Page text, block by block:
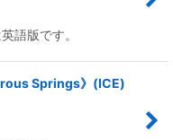
語版です。
Springs》(ICE)